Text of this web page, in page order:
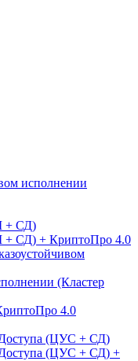
исполнении
+ СД)
+ СД) + КриптоПро 4.0
(Кластер
4.0
(ЦУС + СД)
(ЦУС + СД) +